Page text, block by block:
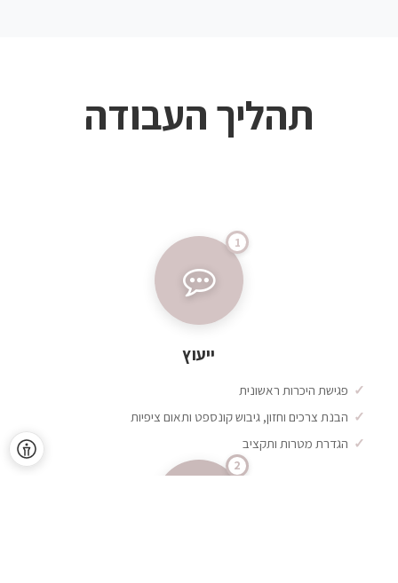
תהליך העבודה
ייעוץ
פגישת היכרות ראשונית
הבנת צרכים וחזון, גיבוש קונספט ותאום ציפיות
הגדרת מטרות ותקציב